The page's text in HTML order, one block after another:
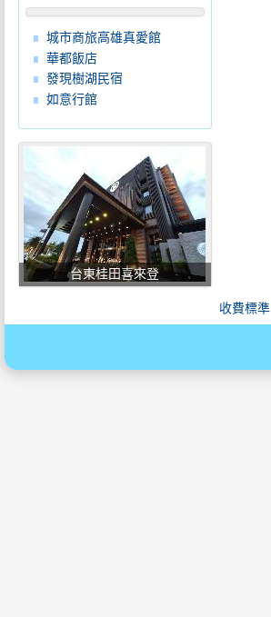
城市商旅高雄真愛館
華都飯店
發現樹湖民宿
如意行館
台東桂田喜來登
收費標準